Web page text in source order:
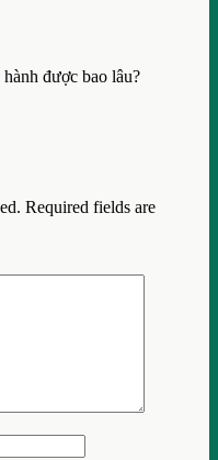
được bao lâu?
Required fields are